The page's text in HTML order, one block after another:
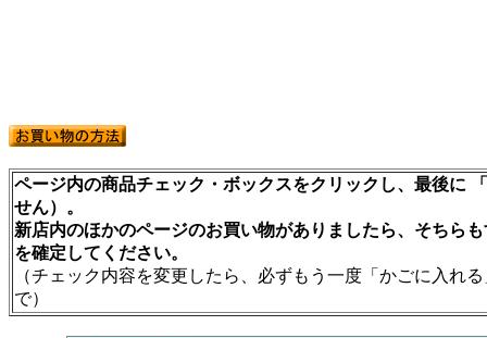
ページ内の商品チェック・ボックスをクリックし、最後に
せん）。
新店内のほかのページのお買い物がありましたら、そちら
を確定してください。
（チェック内容を変更したら、必ずもう一度「かごに入れ
で）